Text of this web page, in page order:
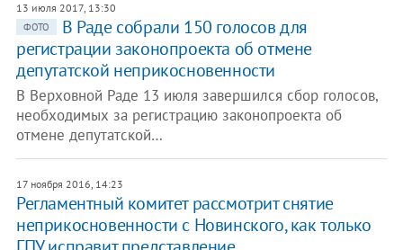
13 июля 2017, 13:30
ФОТО
В Раде собрали 150 голосов для
регистрации законопроекта об отмене
депутатской неприкосновенности
В Верховной Раде 13 июля завершился сбор голосов,
необходимых за регистрацию законопроекта об
отмене депутатской…
17 ноября 2016, 14:23
Регламентный комитет рассмотрит снятие
неприкосновенности с Новинского, как только